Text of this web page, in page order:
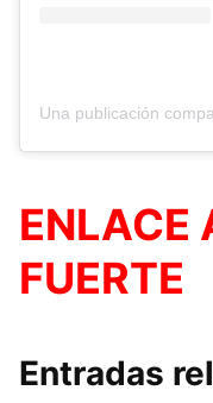
ENLACE
FUERTE
Entradas